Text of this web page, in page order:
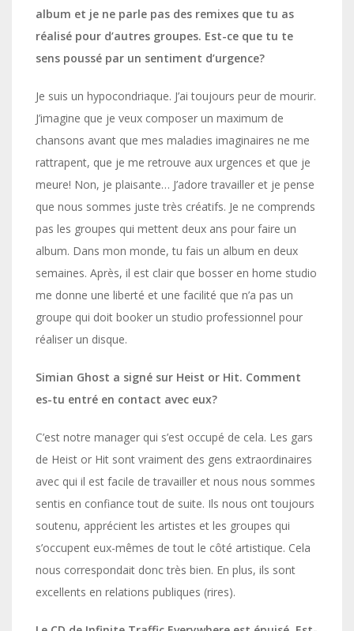
album et je ne parle pas des remixes que tu as
réalisé pour d’autres groupes. Est-ce que tu te
sens poussé par un sentiment d’urgence?
Je suis un hypocondriaque. J’ai toujours peur de mourir.
J’imagine que je veux composer un maximum de
chansons avant que mes maladies imaginaires ne me
rattrapent, que je me retrouve aux urgences et que je
meure! Non, je plaisante… J’adore travailler et je pense
que nous sommes juste très créatifs. Je ne comprends
pas les groupes qui mettent deux ans pour faire un
album. Dans mon monde, tu fais un album en deux
semaines. Après, il est clair que bosser en home studio
me donne une liberté et une facilité que n’a pas un
groupe qui doit booker un studio professionnel pour
réaliser un disque.
Simian Ghost a signé sur Heist or Hit. Comment
es-tu entré en contact avec eux?
C’est notre manager qui s’est occupé de cela. Les gars
de Heist or Hit sont vraiment des gens extraordinaires
avec qui il est facile de travailler et nous nous sommes
sentis en confiance tout de suite. Ils nous ont toujours
soutenu, apprécient les artistes et les groupes qui
s’occupent eux-mêmes de tout le côté artistique. Cela
nous correspondait donc très bien. En plus, ils sont
excellents en relations publiques (rires).